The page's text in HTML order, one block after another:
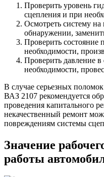
Проверить уровень
сцепления и при
Осмотреть систему
обнаружении,
Проверить состояние
необходимости,
Проверить давление
необходимости,
В случае серьезных
ВАЗ 2107 рекомендуется
проведения капитального
некачественный ремонт
повреждениям системы
Значение
работы